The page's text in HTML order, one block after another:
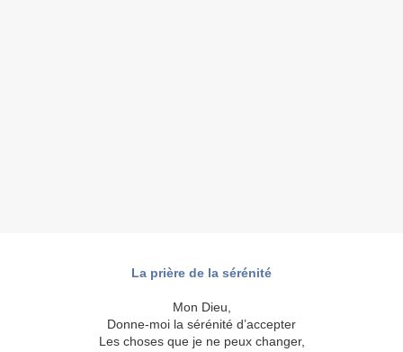
La prière de la sérénité
Mon Dieu,
Donne-moi la sérénité d’accepter
Les choses que je ne peux changer,